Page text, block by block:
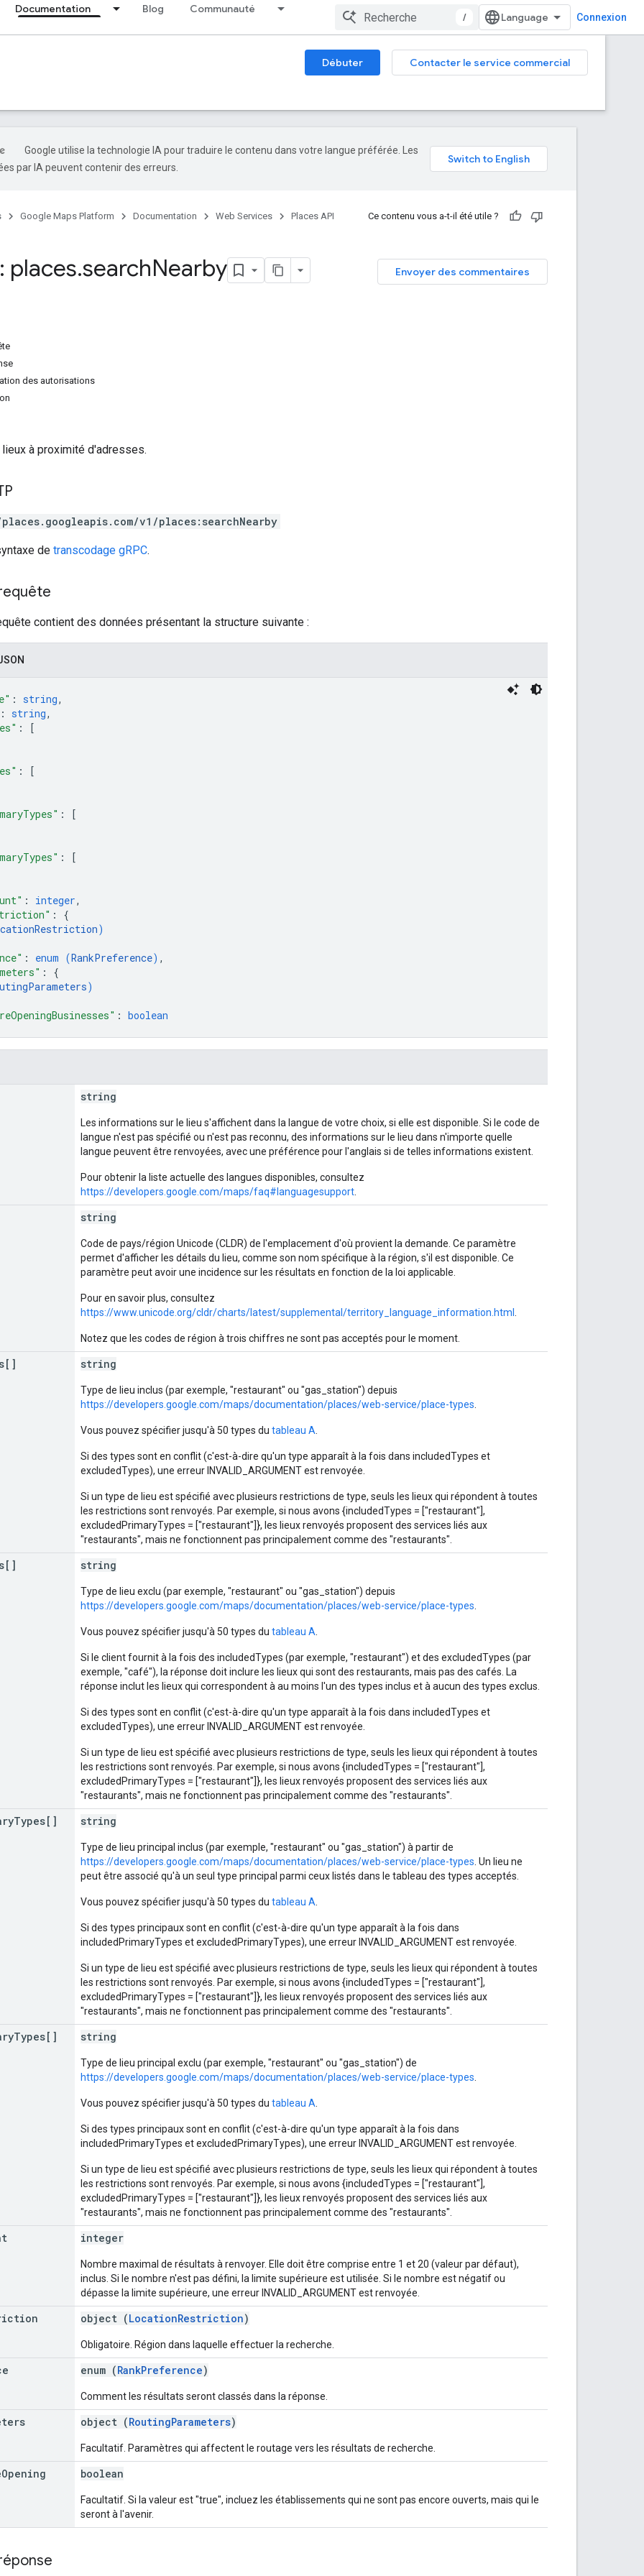
Documentation Blog Communauté
/ Connexion
Débuter
Contacter le service commercial
Google utilise la technologie IA pour traduire le contenu dans votre langue préférée. Les
par IA peuvent contenir des erreurs.
Google Maps Platform Documentation Web Services
Places API
Ce contenu vous a-t-il été utile ?
Envoyer des commentaires
places.searchNearby
des autorisations
lieux à proximité d'adresses.
places.googleapis.com/v1/places:searchNearby
de transcodage gRPC.
contient des données présentant la structure suivante :
: string,
: string,
:
[
:
[
:
[
:
[
: integer,
: {
)
: enum (RankPreference) ,
: {
)
: boolean
string
Les informations sur le lieu s'affichent dans la langue de votre choix, si elle est disponible. Si le code de
langue n'est pas spécifié ou n'est pas reconnu, des informations sur le lieu dans n'importe quelle
langue peuvent être renvoyées, avec une préférence pour l'anglais si de telles informations existent.
Pour obtenir la liste actuelle des langues disponibles, consultez
https://developers.google.com/maps/faq#languagesupport
string
Code de pays/région Unicode (CLDR) de l'emplacement d'où provient la demande. Ce paramètre
permet d'afficher les détails du lieu, comme son nom spécifique à la région, s'il est disponible. Ce
paramètre peut avoir une incidence sur les résultats en fonction de la loi applicable.
Pour en savoir plus, consultez
https://www.unicode.org/cldr/charts/latest/supplemental/territory_language_information.html
Notez que les codes de région à trois chiffres ne sont pas acceptés pour le moment.
string
Type de lieu inclus (par exemple, "restaurant" ou "gas_station") depuis
https://developers.google.com/maps/documentation/places/web-service/place-types
Vous pouvez spécifier jusqu'à 50 types du tableau A
Si des types sont en conflit (c'est-à-dire qu'un type apparaît à la fois dans includedTypes et
excludedTypes), une erreur INVALID_ARGUMENT est renvoyée.
Si un type de lieu est spécifié avec plusieurs restrictions de type, seuls les lieux qui répondent à toutes
les restrictions sont renvoyés. Par exemple, si nous avons {includedTypes = ["restaurant"],
excludedPrimaryTypes = ["restaurant"]}, les lieux renvoyés proposent des services liés aux
"restaurants", mais ne fonctionnent pas principalement comme des "restaurants".
string
Type de lieu exclu (par exemple, "restaurant" ou "gas_station") depuis
https://developers.google.com/maps/documentation/places/web-service/place-types
Vous pouvez spécifier jusqu'à 50 types du tableau A
Si le client fournit à la fois des includedTypes (par exemple, "restaurant") et des excludedTypes (par
exemple, "café"), la réponse doit inclure les lieux qui sont des restaurants, mais pas des cafés. La
réponse inclut les lieux qui correspondent à au moins l'un des types inclus et à aucun des types exclus.
Si des types sont en conflit (c'est-à-dire qu'un type apparaît à la fois dans includedTypes et
excludedTypes), une erreur INVALID_ARGUMENT est renvoyée.
Si un type de lieu est spécifié avec plusieurs restrictions de type, seuls les lieux qui répondent à toutes
les restrictions sont renvoyés. Par exemple, si nous avons {includedTypes = ["restaurant"],
excludedPrimaryTypes = ["restaurant"]}, les lieux renvoyés proposent des services liés aux
"restaurants", mais ne fonctionnent pas principalement comme des "restaurants".
Types[] string
Type de lieu principal inclus (par exemple, "restaurant" ou "gas_station") à partir de
https://developers.google.com/maps/documentation/places/web-service/place-types . Un lieu ne
peut être associé qu'à un seul type principal parmi ceux listés dans le tableau des types acceptés.
Vous pouvez spécifier jusqu'à 50 types du tableau A
Si des types principaux sont en conflit (c'est-à-dire qu'un type apparaît à la fois dans
includedPrimaryTypes et excludedPrimaryTypes), une erreur INVALID_ARGUMENT est renvoyée.
Si un type de lieu est spécifié avec plusieurs restrictions de type, seuls les lieux qui répondent à toutes
les restrictions sont renvoyés. Par exemple, si nous avons {includedTypes = ["restaurant"],
excludedPrimaryTypes = ["restaurant"]}, les lieux renvoyés proposent des services liés aux
"restaurants", mais ne fonctionnent pas principalement comme des "restaurants".
Types[] string
Type de lieu principal exclu (par exemple, "restaurant" ou "gas_station") de
https://developers.google.com/maps/documentation/places/web-service/place-types
Vous pouvez spécifier jusqu'à 50 types du tableau A
Si des types principaux sont en conflit (c'est-à-dire qu'un type apparaît à la fois dans
includedPrimaryTypes et excludedPrimaryTypes), une erreur INVALID_ARGUMENT est renvoyée.
Si un type de lieu est spécifié avec plusieurs restrictions de type, seuls les lieux qui répondent à toutes
les restrictions sont renvoyés. Par exemple, si nous avons {includedTypes = ["restaurant"],
excludedPrimaryTypes = ["restaurant"]}, les lieux renvoyés proposent des services liés aux
"restaurants", mais ne fonctionnent pas principalement comme des "restaurants".
integer
Nombre maximal de résultats à renvoyer. Elle doit être comprise entre 1 et 20 (valeur par défaut),
inclus. Si le nombre n'est pas défini, la limite supérieure est utilisée. Si le nombre est négatif ou
dépasse la limite supérieure, une erreur INVALID_ARGUMENT est renvoyée.
object (LocationRestriction)
Obligatoire. Région dans laquelle effectuer la recherche.
enum (RankPreference)
Comment les résultats seront classés dans la réponse.
object (RoutingParameters)
Facultatif. Paramètres qui affectent le routage vers les résultats de recherche.
Opening
boolean
Facultatif. Si la valeur est "true", incluez les établissements qui ne sont pas encore ouverts, mais qui le
seront à l'avenir.